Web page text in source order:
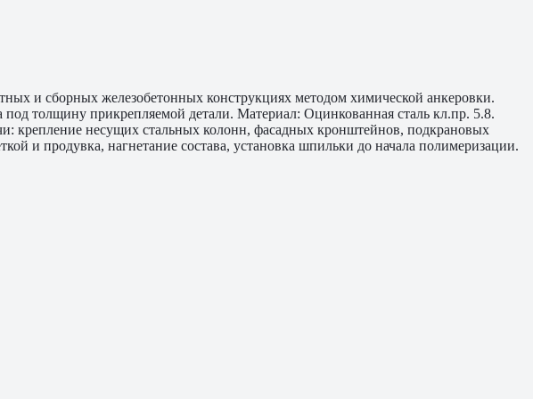
и сборных железобетонных конструкциях методом химической анкеровки.
толщину прикрепляемой детали. Материал: Оцинкованная сталь кл.пр. 5.8.
крепление несущих стальных колонн, фасадных кронштейнов, подкрановых
и продувка, нагнетание состава, установка шпильки до начала полимеризации.